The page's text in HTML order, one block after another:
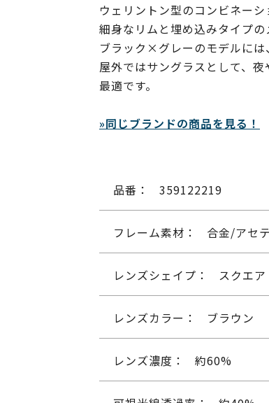
ウェリントン型のコンビネーシ
細身なリムと埋め込みタイプの
ブラック×グレーのモデルには
屋外ではサングラスとして、
最適です。
»同じブランドの商品を見る！
品番： 359122219
フレーム素材： 合金/アセ
レンズシェイプ： スクエア
レンズカラー： ブラウン
レンズ濃度： 約60%